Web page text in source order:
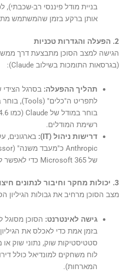
בניית מודל פיננסי רב-שכבתי),
אותן ברקע בזמן שהמשתמש
2. הפעלה והגדרות טכניות
הגישה למצב הסוכן מתבצעת דרך
(בגרסאות התומכות בשילוב Claude):
תהליך ההפעלה:
לתפריט ה"כלים" (Tools), בוחר ב-
רשימת המודלים.
דרישות ניהול (IT):
בארגונים,
של Microsoft 365 כדי לאפשר לסוכן לפעול ולגשת לנתונים.
3. יכולות מחקר וחיבור לנתונים חיצוניים
מצב הסוכן מרחיב את גבולות הגיליון
גישה לאינטרנט: הסוכן מסוגל
בזמן אמת כדי לאכלס את הגיליון
סטטיסטיקות שוק, נתוני שוק או
לוח משחקים למונדיאל כולל
המארחות).